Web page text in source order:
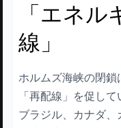
「エネ
線」
ホルムズ海峡の閉鎖
「再配線」を促し
ブラジル、カナダ